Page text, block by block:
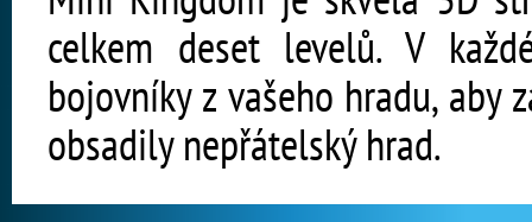
celkem deset levelů. V
bojovníky z vašeho hradu,
obsadily nepřátelský hrad.